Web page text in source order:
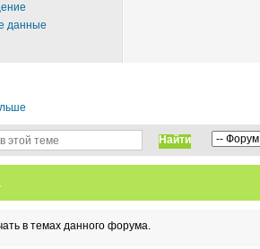
данные
Найти
в темах данного форума.